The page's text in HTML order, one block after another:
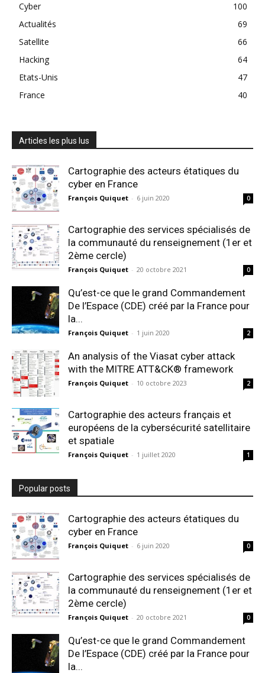
Cyber
100
Actualités
69
Satellite
66
Hacking
64
Etats-Unis
47
France
40
Articles les plus lus
Cartographie des acteurs étatiques du
cyber en France
François Quiquet - 6 juin 2020 0
Cartographie des services spécialisés de
la communauté du renseignement (1er et
2ème cercle)
François Quiquet - 20 octobre 2021 0
Qu’est-ce que le grand Commandement
De l’Espace (CDE) créé par la France pour
la...
François Quiquet - 1 juin 2020 2
An analysis of the Viasat cyber attack
with the MITRE ATT&CK® framework
François Quiquet - 10 octobre 2023 2
Cartographie des acteurs français et
européens de la cybersécurité satellitaire
et spatiale
François Quiquet - 1 juillet 2020 1
Popular posts
Cartographie des acteurs étatiques du
cyber en France
François Quiquet - 6 juin 2020 0
Cartographie des services spécialisés de
la communauté du renseignement (1er et
2ème cercle)
François Quiquet - 20 octobre 2021 0
Qu’est-ce que le grand Commandement
De l’Espace (CDE) créé par la France pour
la...